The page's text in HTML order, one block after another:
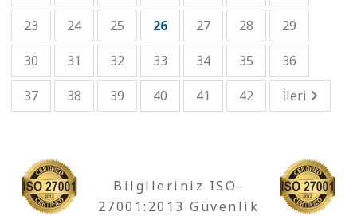
23
24 25 26 27 28
29
30
31 32 33 34 35
36
37
38 39 40 41 42 İleri
Bilgileriniz ISO-
27001:2013 Güvenlik